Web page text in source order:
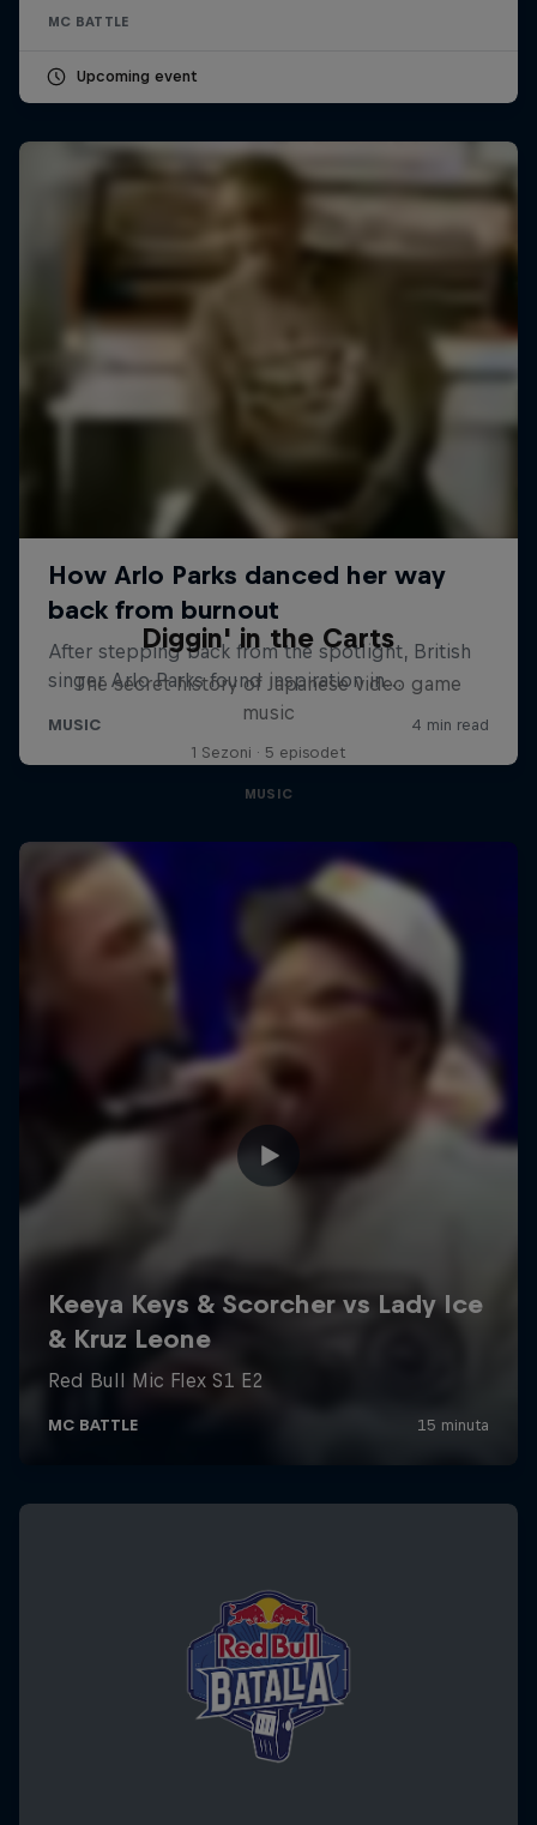
MC BATTLE
Upcoming event
Diggin' in the Carts
The secret history of Japanese video game
music
1 Sezoni · 5 episodet
MUSIC